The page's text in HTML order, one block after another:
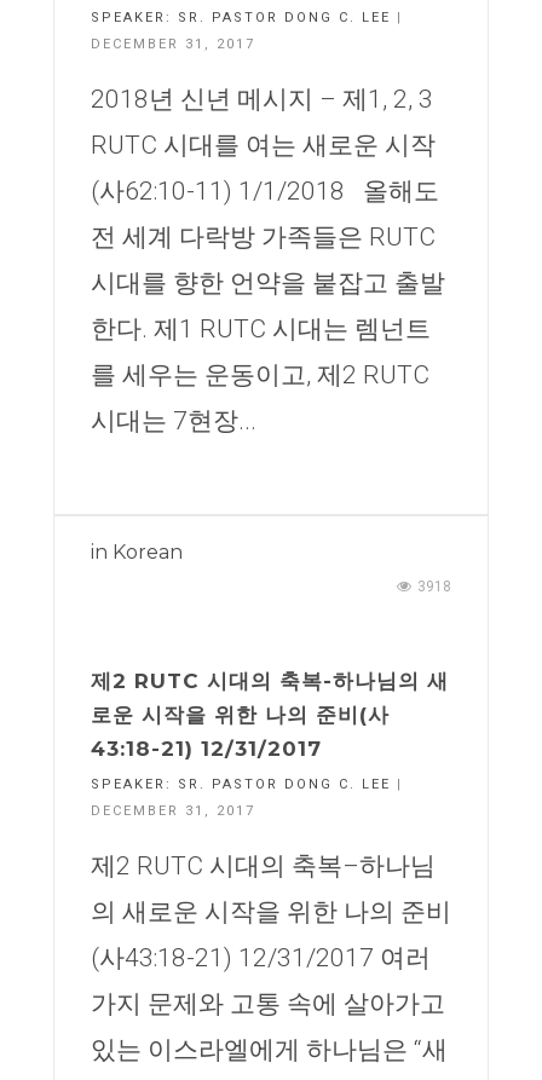
SPEAKER: SR. PASTOR DONG C. LEE
|
DECEMBER 31, 2017
2018년 신년 메시지 – 제1, 2, 3
RUTC 시대를 여는 새로운 시작
(사62:10-11) 1/1/2018 올해도
전 세계 다락방 가족들은 RUTC
시대를 향한 언약을 붙잡고 출발
한다. 제1 RUTC 시대는 렘넌트
를 세우는 운동이고, 제2 RUTC
시대는 7현장...
in Korean
3918
제2 RUTC 시대의 축복-하나님의 새
로운 시작을 위한 나의 준비(사
43:18-21) 12/31/2017
SPEAKER: SR. PASTOR DONG C. LEE
|
DECEMBER 31, 2017
제2 RUTC 시대의 축복–하나님
의 새로운 시작을 위한 나의 준비
(사43:18-21) 12/31/2017 여러
가지 문제와 고통 속에 살아가고
있는 이스라엘에게 하나님은 “새